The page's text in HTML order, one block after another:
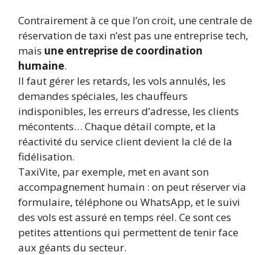
Contrairement à ce que l’on croit, une centrale de
réservation de taxi n’est pas une entreprise tech,
mais une entreprise de coordination
humaine.
Il faut gérer les retards, les vols annulés, les
demandes spéciales, les chauffeurs
indisponibles, les erreurs d’adresse, les clients
mécontents… Chaque détail compte, et la
réactivité du service client devient la clé de la
fidélisation.
TaxiVite, par exemple, met en avant son
accompagnement humain : on peut réserver via
formulaire, téléphone ou WhatsApp, et le suivi
des vols est assuré en temps réel. Ce sont ces
petites attentions qui permettent de tenir face
aux géants du secteur.